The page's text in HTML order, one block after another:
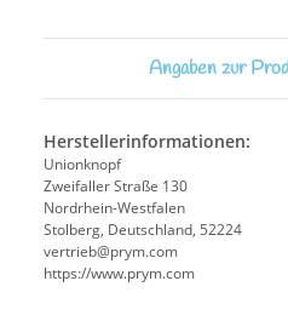
Angaben zur
Herstellerinformationen:
Unionknopf
Zweifaller Straße 130
Nordrhein-Westfalen
Stolberg, Deutschland, 52224
vertrieb@prym.com
https://www.prym.com